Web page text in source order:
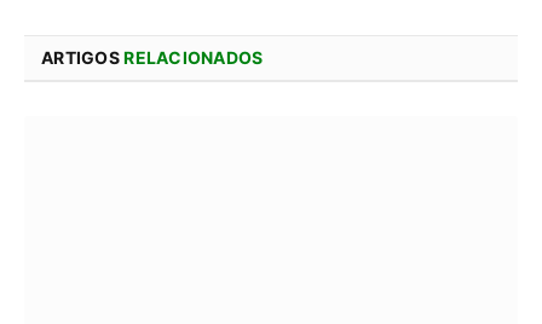
ARTIGOSRELACIONADOS